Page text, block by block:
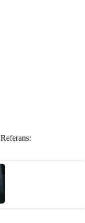
Referans: